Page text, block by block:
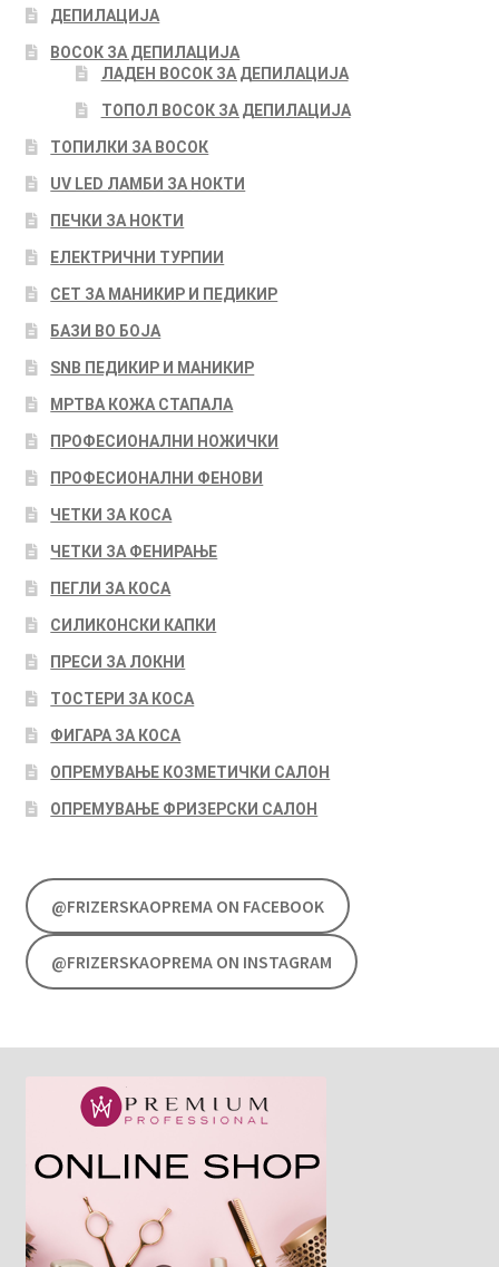
ДЕПИЛАЦИЈА
ВОСОК ЗА ДЕПИЛАЦИЈА
ЛАДЕН ВОСОК ЗА ДЕПИЛАЦИЈА
ТОПОЛ ВОСОК ЗА ДЕПИЛАЦИЈА
ТОПИЛКИ ЗА ВОСОК
UV LED ЛАМБИ ЗА НОКТИ
ПЕЧКИ ЗА НОКТИ
ЕЛЕКТРИЧНИ ТУРПИИ
СЕТ ЗА МАНИКИР И ПЕДИКИР
БАЗИ ВО БОЈА
SNB ПЕДИКИР И МАНИКИР
МРТВА КОЖА СТАПАЛА
ПРОФЕСИОНАЛНИ НОЖИЧКИ
ПРОФЕСИОНАЛНИ ФЕНОВИ
ЧЕТКИ ЗА КОСА
ЧЕТКИ ЗА ФЕНИРАЊЕ
ПЕГЛИ ЗА КОСА
СИЛИКОНСКИ КАПКИ
ПРЕСИ ЗА ЛОКНИ
ТОСТЕРИ ЗА КОСА
ФИГАРА ЗА КОСА
ОПРЕМУВАЊЕ КОЗМЕТИЧКИ САЛОН
ОПРЕМУВАЊЕ ФРИЗЕРСКИ САЛОН
@FRIZERSKAOPREMA ON FACEBOOK
@FRIZERSKAOPREMA ON INSTAGRAM